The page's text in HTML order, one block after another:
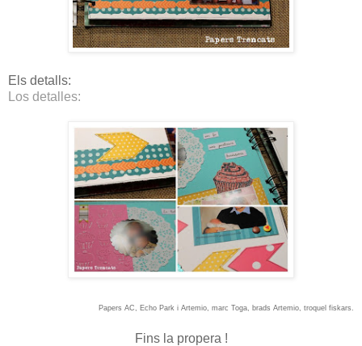
Els detalls:
Los detalles:
Papers AC, Echo Park i Artemio, marc Toga, brads Artemio, troquel fiskars.
Fins la propera !